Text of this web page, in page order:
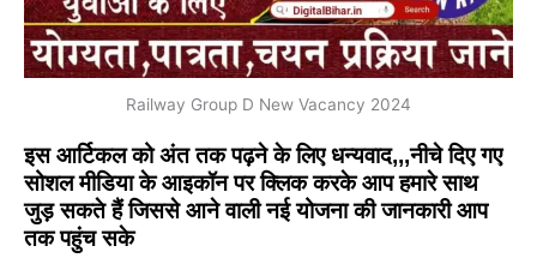
Railway Group D New Vacancy 2024
इस आर्टिकल को अंत तक पढ़ने के लिए धन्यवाद,,,नीचे दिए गए
सोशल मीडिया के आइकॉन पर क्लिक करके आप हमारे साथ
जुड़ सकते हैं जिससे आने वाली नई योजना की जानकारी आप
तक पहुंच सके